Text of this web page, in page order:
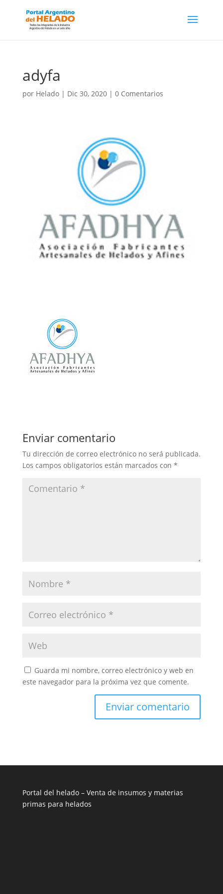
adyfa
por Helado| Dic 30, 2020| 0 Comentarios
Enviar comentario
Tu dirección de correo electrónico no será publicada.
Los campos obligatorios están marcados con *
Guarda mi nombre, correo electrónico y web en
este navegador para la próxima vez que comente.
Portal del helado – Venta de insumos y materias
primas para helados